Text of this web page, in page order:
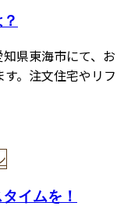
県東海市にて、お
。注文住宅やリフ
イムを！